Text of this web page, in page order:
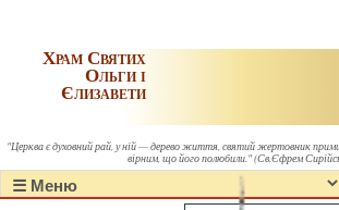
Храм Святих
Ольги і
Єлизавети
"Церква є духовний рай, у ній — дерево життя, святий жертовник
вірним, що його полюбили." (Св.Єфрем